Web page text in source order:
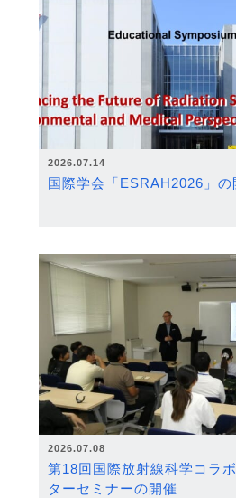
2026.07.14
国際学会「ESRAH2026」の
2026.07.08
第18回国際放射線科学コラ
ターセミナーの開催